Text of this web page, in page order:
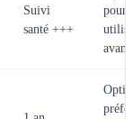
Suivi
santé +++
pour